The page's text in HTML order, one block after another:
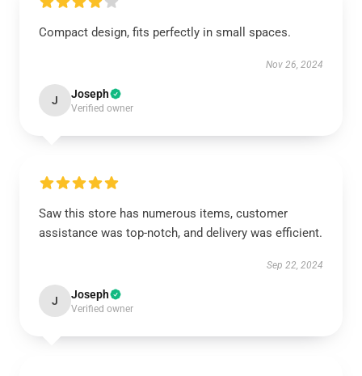
Compact design, fits perfectly in small spaces.
Nov 26, 2024
J Joseph
Verified owner
Saw this store has numerous items, customer
assistance was top-notch, and delivery was efficient.
Sep 22, 2024
J Joseph
Verified owner